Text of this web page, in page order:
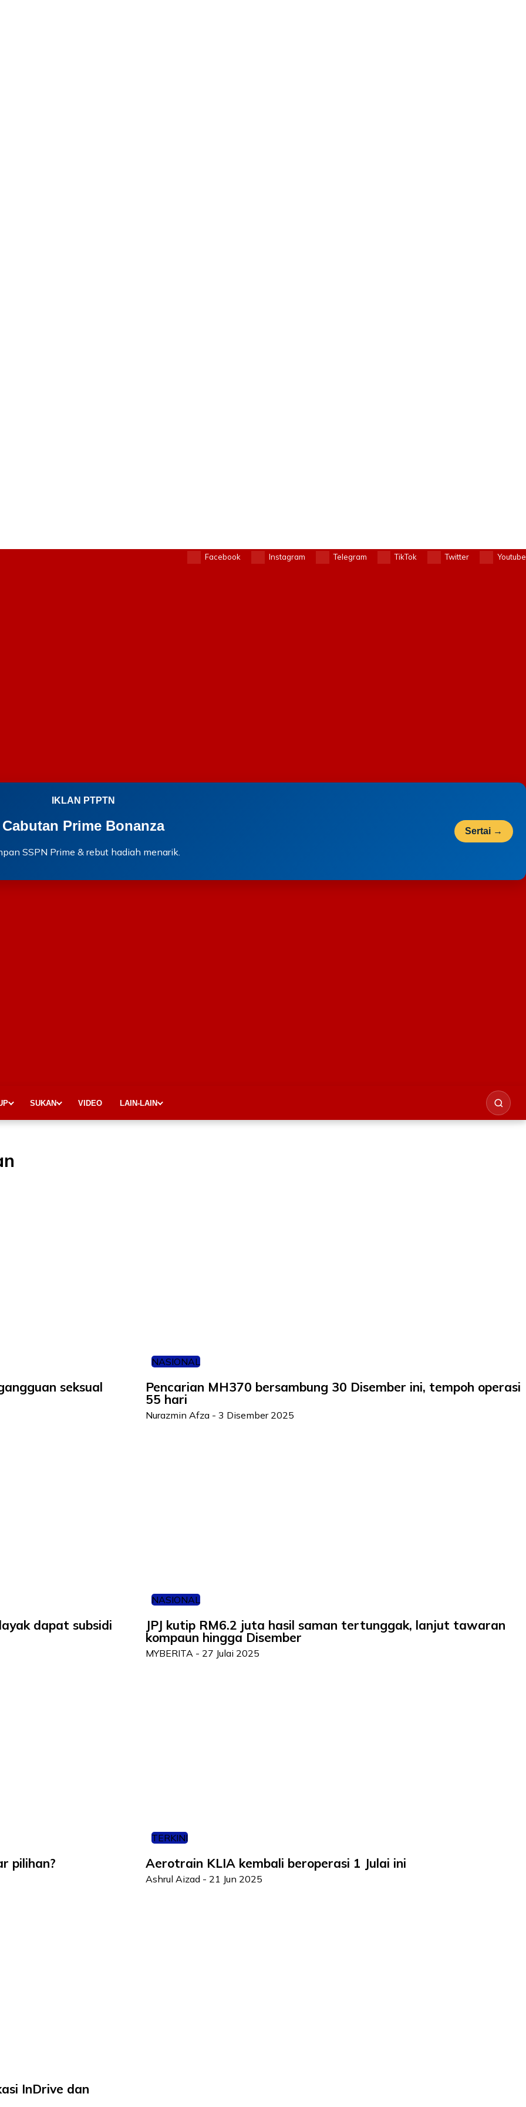
Facebook Instagram Telegram TikTok Twitter Youtube
IKLAN PTPTN
Cabutan Prime Bonanza
SSPN Prime & rebut hadiah menarik.
Sertai →
SUKAN VIDEO LAIN-LAIN
seksual
NASIONAL
Pencarian MH370 bersambung 30 Disember ini, tempoh operasi
55 hari
Nurazmin Afza - 3 Disember 2025
dapat subsidi
NASIONAL
JPJ kutip RM6.2 juta hasil saman tertunggak, lanjut tawaran
kompaun hingga Disember
MYBERITA - 27 Julai 2025
pilihan?
TERKINI
Aerotrain KLIA kembali beroperasi 1 Julai ini
Ashrul Aizad - 21 Jun 2025
InDrive dan